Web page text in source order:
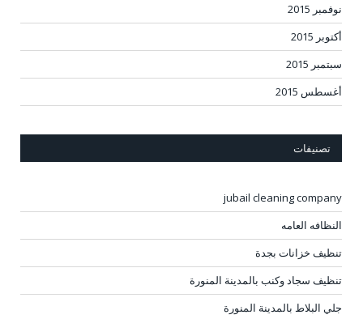
نوفمبر 2015
أكتوبر 2015
سبتمبر 2015
أغسطس 2015
تصنيفات
jubail cleaning company
النظافه العامه
تنظيف خزانات بجدة
تنظيف سجاد وكنب بالمدينة المنورة
جلي البلاط بالمدينة المنورة